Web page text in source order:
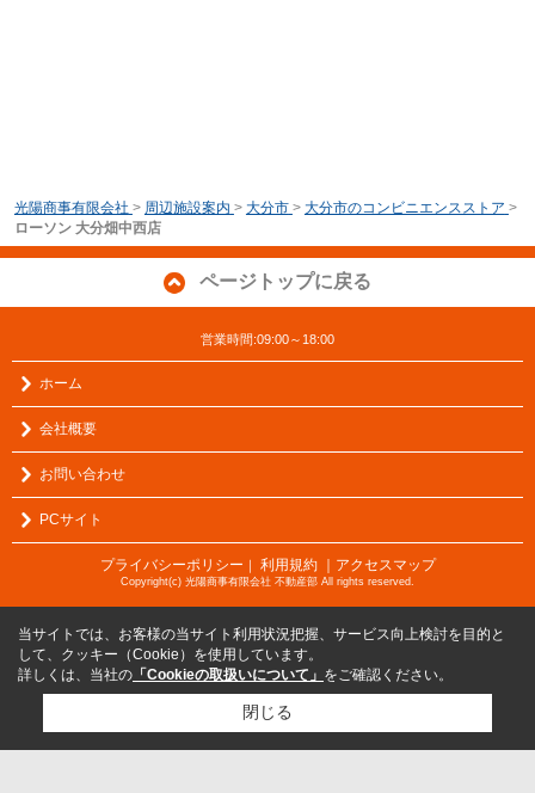
光陽商事有限会社 > 周辺施設案内 > 大分市 > 大分市のコンビニエンスストア >
ローソン 大分畑中西店
ページトップに戻る
営業時間:09:00～18:00
ホーム
会社概要
お問い合わせ
PCサイト
プライバシーポリシー ｜ 利用規約 ｜アクセスマップ
Copyright(c) 光陽商事有限会社 不動産部 All rights reserved.
当サイトでは、お客様の当サイト利用状況把握、サービス向上検討を目的と
して、クッキー（Cookie）を使用しています。
詳しくは、当社の 「Cookieの取扱いについて」 をご確認ください。
閉じる